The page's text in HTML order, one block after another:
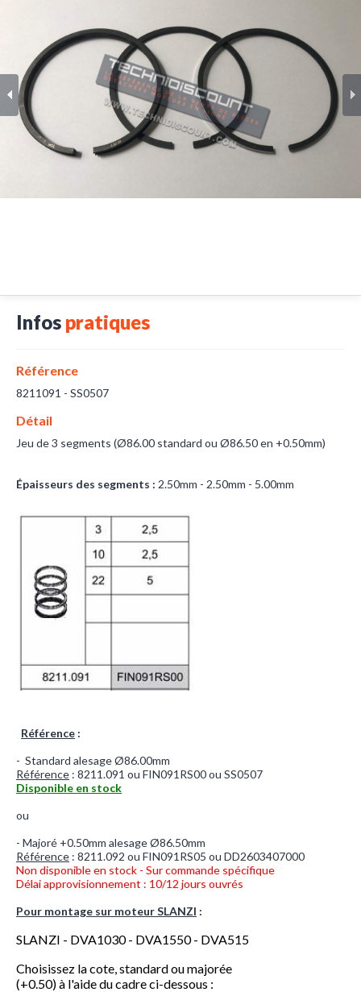
Infos pratiques
Référence
8211091 - SS0507
Détail
Jeu de 3 segments (Ø86.00 standard ou Ø86.50 en +0.50mm)
Épaisseurs des segments : 2.50mm - 2.50mm - 5.00mm
Référence :
- Standard alesage Ø86.00mm
Référence : 8211.091 ou FIN091RS00 ou SS0507
Disponible en stock
ou
- Majoré +0.50mm alesage Ø86.50mm
Référence : 8211.092 ou FIN091RS05 ou DD2603407000
Non disponible en stock - Sur commande spécifique
Délai approvisionnement : 10/12 jours ouvrés
Pour montage sur moteur SLANZI :
SLANZI - DVA1030 - DVA1550 - DVA515
Choisissez la cote, standard ou majorée
(+0.50) à l'aide du cadre ci-dessous :